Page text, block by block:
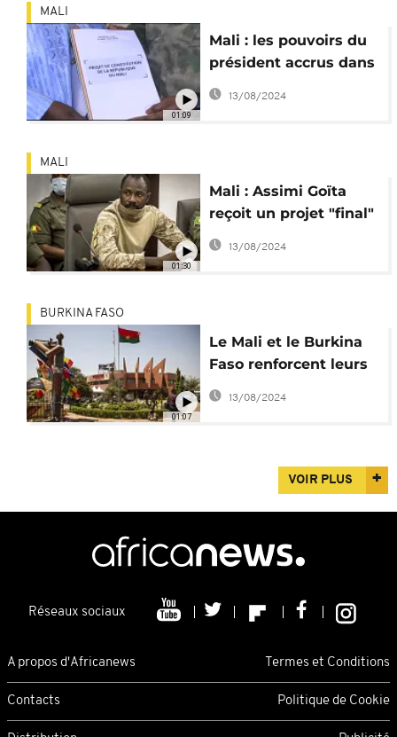
01:09
MALI
Mali : les pouvoirs du
président accrus dans
le projet de
Constitution
13/08/2024
01:30
MALI
Mali : Assimi Goïta
reçoit un projet "final"
de Constitution
13/08/2024
01:07
BURKINA FASO
Le Mali et le Burkina
Faso renforcent leurs
liens
13/08/2024
VOIR PLUS
Réseaux sociaux
A propos d'Africanews Termes et Conditions
Contacts Politique de Cookie